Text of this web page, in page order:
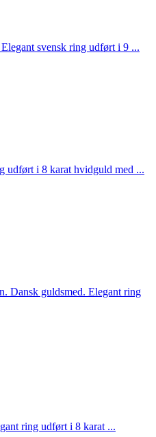
svensk ring udført i 9 ...
udført i 8 karat hvidguld med ...
Dansk guldsmed. Elegant ring
ring udført i 8 karat ...